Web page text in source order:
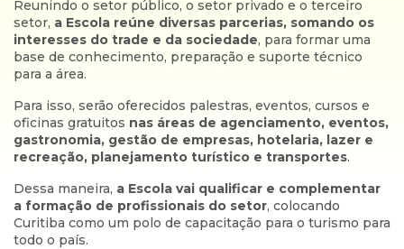
Reunindo o setor público, o setor privado e o terceiro
setor, a Escola reúne diversas parcerias, somando os
interesses do trade e da sociedade, para formar uma
base de conhecimento, preparação e suporte técnico
para a área.
Para isso, serão oferecidos palestras, eventos, cursos e
oficinas gratuitos nas áreas de agenciamento, eventos,
gastronomia, gestão de empresas, hotelaria, lazer e
recreação, planejamento turístico e transportes.
Dessa maneira, a Escola vai qualificar e complementar
a formação de profissionais do setor, colocando
Curitiba como um polo de capacitação para o turismo para
todo o país.